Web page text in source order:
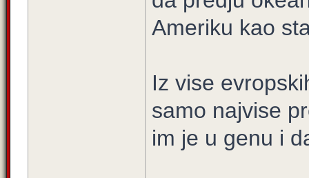
Ameriku kao
Iz vise
samo najvise
im je u genu i